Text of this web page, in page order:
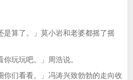
算了。」莫小岩和老婆都摇了摇
玩玩吧。」周浩说。
们看看。」冯涛兴致勃勃的走向收